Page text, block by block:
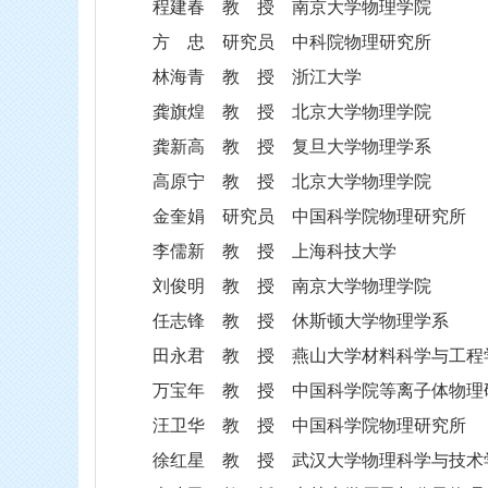
程建春 教 授 南京大学物理学院
方
忠
研究员 中科院物理研究所
林海青 教 授 浙江大学
龚旗煌 教 授 北京大学物理学院
龚新高 教 授 复旦大学物理学系
高原宁 教 授 北京大学物理学院
金奎娟 研究员 中国科学院物理研究所
李儒新 教 授 上海科技大学
刘俊明
教 授 南京大学物理学院
任志锋 教 授 休斯顿大学物理学系
田永君 教 授 燕山大学材料科学与工程
万宝年 教 授 中国科学院等离子体物理
汪卫华 教 授 中国科学院物理研究所
徐红星
教 授 武汉大学物理科学与技术